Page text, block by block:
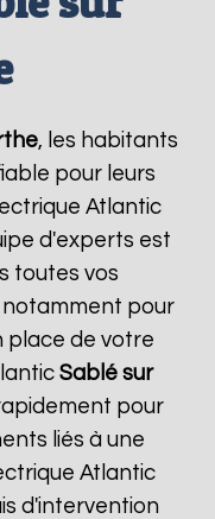
, les habitants
pour leurs
Atlantic
d'experts est
toutes vos
pour
place de votre
Sablé sur
pour
liés à une
Atlantic
d'intervention